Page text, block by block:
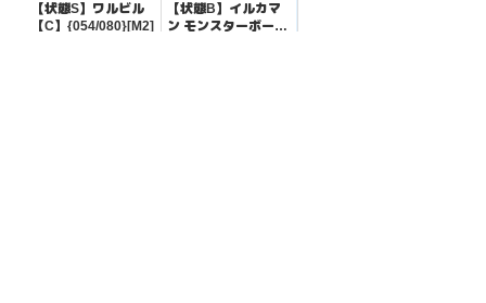
【状態S】ワルビル
【C】{054/080}[M2]
【状態B】イルカマ
ン モンスターボール